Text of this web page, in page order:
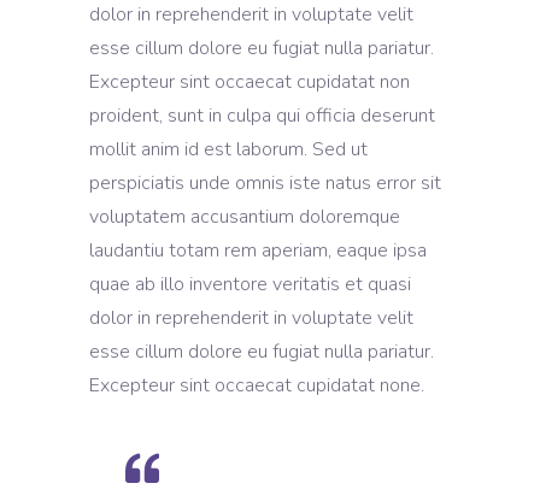
dolor in reprehenderit in voluptate velit
esse cillum dolore eu fugiat nulla pariatur.
Excepteur sint occaecat cupidatat non
proident, sunt in culpa qui officia deserunt
mollit anim id est laborum. Sed ut
perspiciatis unde omnis iste natus error sit
voluptatem accusantium doloremque
laudantiu totam rem aperiam, eaque ipsa
quae ab illo inventore veritatis et quasi
dolor in reprehenderit in voluptate velit
esse cillum dolore eu fugiat nulla pariatur.
Excepteur sint occaecat cupidatat none.